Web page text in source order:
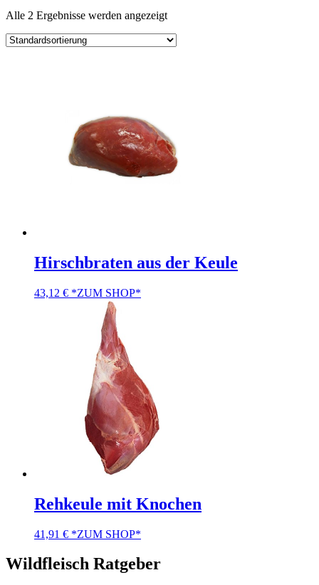
Alle 2 Ergebnisse werden angezeigt
Hirschbraten aus der Keule
43,12 € *ZUM SHOP*
Rehkeule mit Knochen
41,91 € *ZUM SHOP*
Wildfleisch Ratgeber